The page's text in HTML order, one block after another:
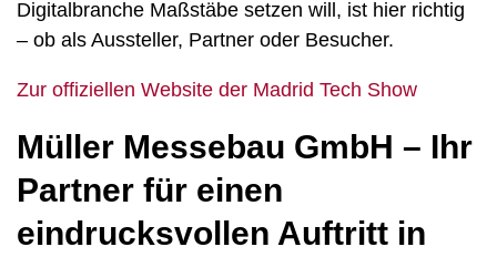
Digitalbranche Maßstäbe setzen will, ist hier richtig
– ob als Aussteller, Partner oder Besucher.
Zur offiziellen Website der Madrid Tech Show
Müller Messebau GmbH – Ihr
Partner für einen
eindrucksvollen Auftritt in